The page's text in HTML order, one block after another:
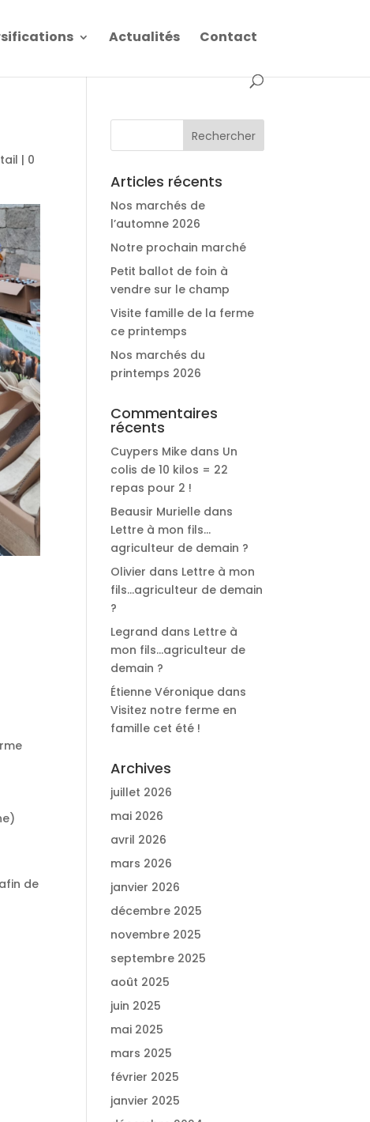
Actualités Contact
| 0
de
Articles récents
Nos marchés de
l’automne 2026
Notre prochain marché
Petit ballot de foin à
vendre sur le champ
Visite famille de la ferme
ce printemps
Nos marchés du
printemps 2026
Commentaires
récents
Cuypers Mike dans Un
colis de 10 kilos = 22
repas pour 2 !
Beausir Murielle dans
Lettre à mon fils…
agriculteur de demain ?
Olivier dans Lettre à mon
fils…agriculteur de demain
?
Legrand dans Lettre à
mon fils…agriculteur de
demain ?
Étienne Véronique dans
Visitez notre ferme en
famille cet été !
Archives
juillet 2026
mai 2026
avril 2026
mars 2026
janvier 2026
décembre 2025
novembre 2025
septembre 2025
août 2025
juin 2025
mai 2025
mars 2025
février 2025
janvier 2025